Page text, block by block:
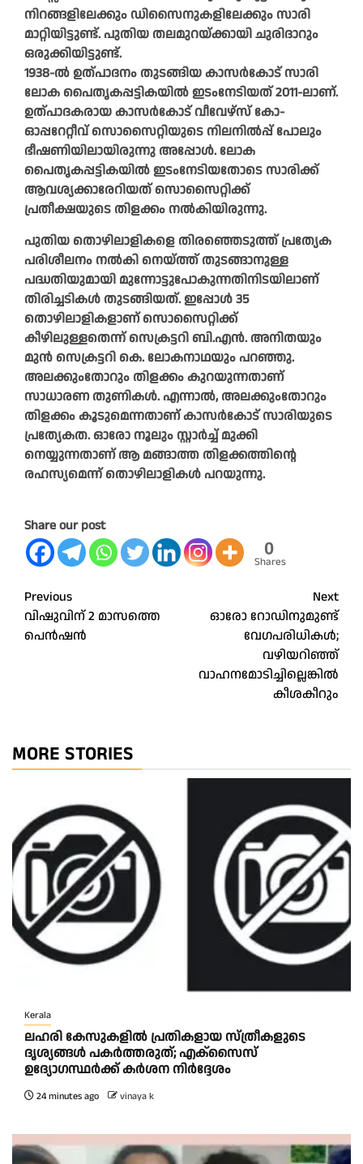
നിറങ്ങളിലേക്കും ഡിസൈനുകളിലേക്കും സാരി
മാറ്റിയിട്ടുണ്ട്. പുതിയ തലമുറയ്ക്കായി ചുരിദാറും
ഒരുക്കിയിട്ടുണ്ട്.
1938-ല്‍ ഉത്പാദനം തുടങ്ങിയ കാസര്‍കോട് സാരി
ലോക പൈതൃകപ്പട്ടികയില്‍ ഇടംനേടിയത് 2011-ലാണ്.
ഉത്പാദകരായ കാസര്‍കോട് വീവേഴ്സ് കോ-
ഓപ്പറേറ്റീവ് സൊസൈറ്റിയുടെ നിലനില്‍പ്പ് പോലും
ഭീഷണിയിലായിരുന്നു അപ്പോള്‍. ലോക
പൈതൃകപ്പട്ടികയില്‍ ഇടംനേടിയതോടെ സാരിക്ക്
ആവശ്യക്കാരേറിയത് സൊസൈറ്റിക്ക്
പ്രതീക്ഷയുടെ തിളക്കം നല്‍കിയിരുന്നു.
പുതിയ തൊഴിലാളികളെ തിരഞ്ഞെടുത്ത് പ്രത്യേക
പരിശീലനം നല്‍കി നെയ്ത്ത് തുടങ്ങാനുള്ള
പദ്ധതിയുമായി മുന്നോട്ടുപോകുന്നതിനിടയിലാണ്
തിരിച്ചടികള്‍ തുടങ്ങിയത്. ഇപ്പോള്‍ 35
തൊഴിലാളികളാണ് സൊസൈറ്റിക്ക്
കീഴിലുള്ളതെന്ന് സെക്രട്ടറി ബി.എന്‍. അനിതയും
മുന്‍ സെക്രട്ടറി കെ. ലോകനാഥയും പറഞ്ഞു.
അലക്കുംതോറും തിളക്കം കുറയുന്നതാണ്
സാധാരണ തുണികള്‍. എന്നാല്‍, അലക്കുംതോറും
തിളക്കം കൂടുമെന്നതാണ് കാസര്‍കോട് സാരിയുടെ
പ്രത്യേകത. ഓരോ നൂലും സ്റ്റാര്‍ച്ച് മുക്കി
നെയ്യുന്നതാണ് ആ മങ്ങാത്ത തിളക്കത്തിന്റെ
രഹസ്യമെന്ന് തൊഴിലാളികള്‍ പറയുന്നു.
Share our post
0
Shares
Post
navigation
Previous
വിഷുവിന്‌ 2 മാസത്തെ
പെൻഷൻ
Next
ഓരോ റോഡിനുമുണ്ട്
വേഗപരിധികള്‍;
വഴിയറിഞ്ഞ്
വാഹനമോടിച്ചില്ലെങ്കില്‍
കീശകീറും
MORE STORIES
Kerala
ലഹരി കേസുകളിൽ പ്രതികളായ സ്ത്രീകളുടെ
ദൃശ്യങ്ങൾ പകർത്തരുത്; എക്‌സൈസ്
ഉദ്യോഗസ്ഥർക്ക് കർശന നിർദ്ദേശം
24 minutes ago vinaya k